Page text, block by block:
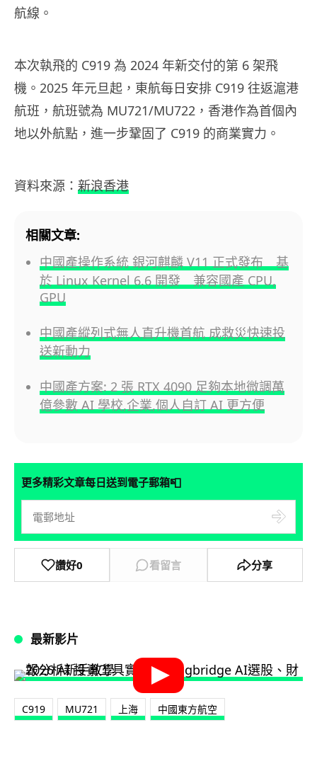
航線。
本次執飛的 C919 為 2024 年新交付的第 6 架飛
機。2025 年元旦起，東航每日安排 C919 往返滬港
航班，航班號為 MU721/MU722，香港作為首個內
地以外航點，進一步鞏固了 C919 的商業實力。
資料來源： 新浪香港
相關文章:
中國產操作系統 銀河麒麟 V11 正式發布 基
於 Linux Kernel 6.6 開發 兼容國產 CPU,
GPU
中國產縱列式無人直升機首航 成救災快速投
送新動力
中國產方案: 2 張 RTX 4090 足夠本地微調萬
億參數 AI 學校,企業,個人自訂 AI 更方便
更多精彩文章每日送到電子郵箱📮
讚好0 看留言 分享
最新影片
C919 MU721 上海 中國東方航空